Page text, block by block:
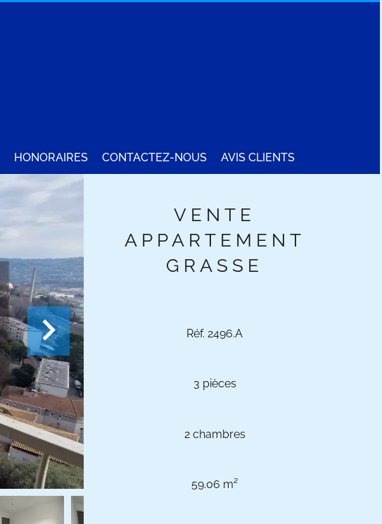
HONORAIRES CONTACTEZ-NOUS AVIS CLIENTS
VENTE
APPARTEMENT
GRASSE
Réf. 2496.A
3 pièces
2 chambres
59.06 m²